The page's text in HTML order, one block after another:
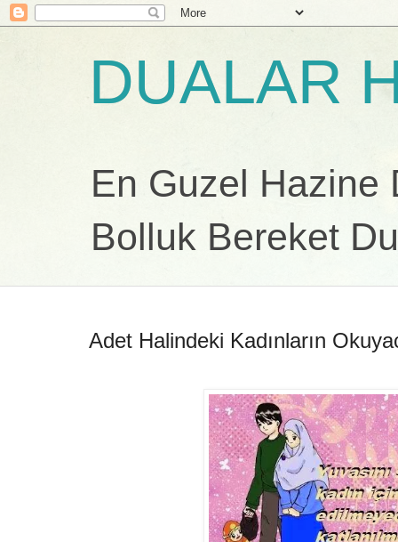
DUALAR
En Guzel Hazine
Bolluk Bereket
Adet Halindeki Kadınların